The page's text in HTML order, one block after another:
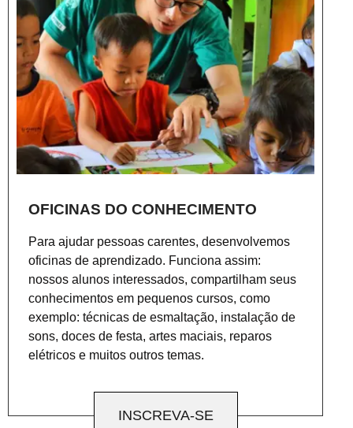
OFICINAS DO CONHECIMENTO
Para ajudar pessoas carentes, desenvolvemos
oficinas de aprendizado. Funciona assim:
nossos alunos interessados, compartilham seus
conhecimentos em pequenos cursos, como
exemplo: técnicas de esmaltação, instalação de
sons, doces de festa, artes maciais, reparos
elétricos e muitos outros temas.
INSCREVA-SE